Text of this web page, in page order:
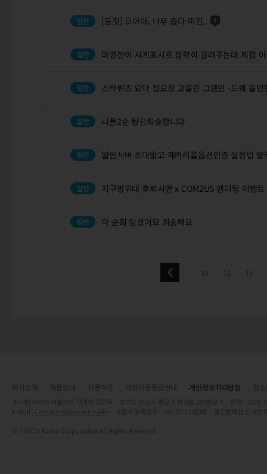
[둠칫] 으아아. 너무 춥다 미친.. 4
마영전이 시계표시로 정확히 알려주는데 제컴
스타워즈 요다 집요정 고블린 그렘린 -드퀘 돌인
니플2순 팅김죄송합니다
일반서버 초대말고 페라리풀옵션인증 설정법 알
지구방위대 후뢰시맨 x COM2US 팬미팅 이벤트
아 순회 팅겼어요 죄송해요
11 12 13
개인정보처리방침
contact-us@nexon.co.kr
© NEXON Korea Corporation All Rights Reserved.